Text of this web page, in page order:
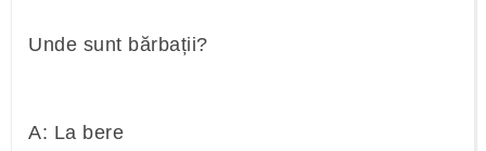
Unde sunt bărbații?
A: La bere